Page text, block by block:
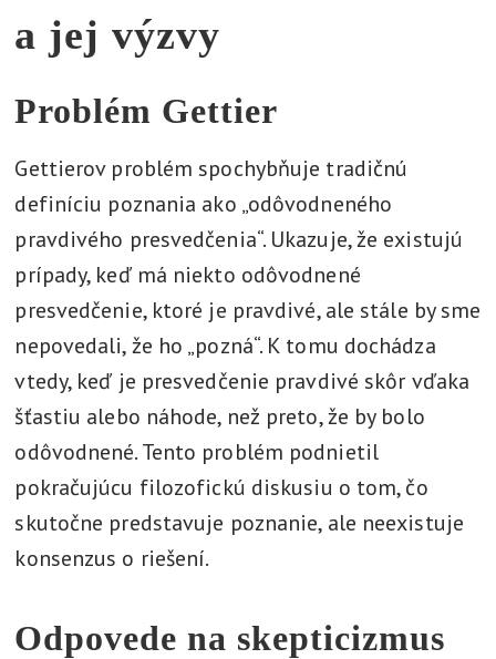
a jej výzvy
Problém Gettier
Gettierov problém spochybňuje tradičnú
definíciu poznania ako „odôvodneného
pravdivého presvedčenia“. Ukazuje, že existujú
prípady, keď má niekto odôvodnené
presvedčenie, ktoré je pravdivé, ale stále by sme
nepovedali, že ho „pozná“. K tomu dochádza
vtedy, keď je presvedčenie pravdivé skôr vďaka
šťastiu alebo náhode, než preto, že by bolo
odôvodnené. Tento problém podnietil
pokračujúcu filozofickú diskusiu o tom, čo
skutočne predstavuje poznanie, ale neexistuje
konsenzus o riešení.
Odpovede na skepticizmus